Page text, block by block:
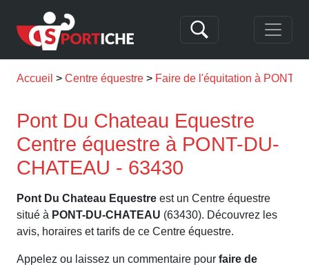
Accueil Centre équestre Faire de l'équitation à PONT-
Pont Du Chateau Equestre
Centre équestre à PONT-DU-
CHATEAU - 63430
Pont Du Chateau Equestre est un Centre équestre
situé à PONT-DU-CHATEAU (63430). Découvrez les
avis, horaires et tarifs de ce Centre équestre.
Appelez ou laissez un commentaire pour faire de